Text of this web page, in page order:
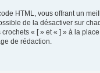
HTML, vous offrant un
de la désactiver sur
« [ » et « ] » à la
de rédaction.